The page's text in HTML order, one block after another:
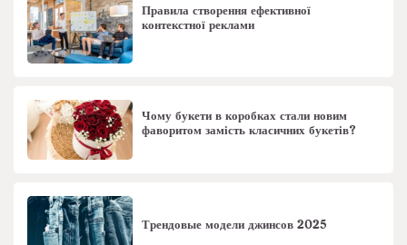
Правила створення ефективної
контекстної реклами
Чому букети в коробках стали новим
фаворитом замість класичних букетів?
Трендовые модели джинсов 2025